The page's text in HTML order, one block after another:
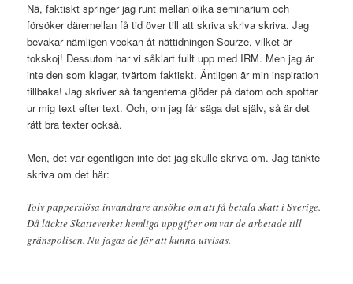
Nä, faktiskt springer jag runt mellan olika seminarium och
försöker däremellan få tid över till att skriva skriva skriva. Jag
bevakar nämligen veckan åt nättidningen Sourze, vilket är
tokskoj! Dessutom har vi såklart fullt upp med IRM. Men jag är
inte den som klagar, tvärtom faktiskt. Äntligen är min inspiration
tillbaka! Jag skriver så tangenterna glöder på datorn och spottar
ur mig text efter text. Och, om jag får säga det själv, så är det
rätt bra texter också.
Men, det var egentligen inte det jag skulle skriva om. Jag tänkte
skriva om det här:
Tolv papperslösa invandrare ansökte om att få betala skatt i Sverige.
Då läckte Skatteverket hemliga uppgifter om var de arbetade till
gränspolisen. Nu jagas de för att kunna utvisas.